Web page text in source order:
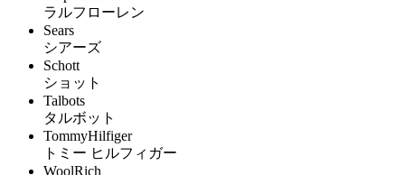
ラルフローレン
Sears
シアーズ
Schott
ショット
Talbots
タルボット
TommyHilfiger
トミー ヒルフィガー
WoolRich